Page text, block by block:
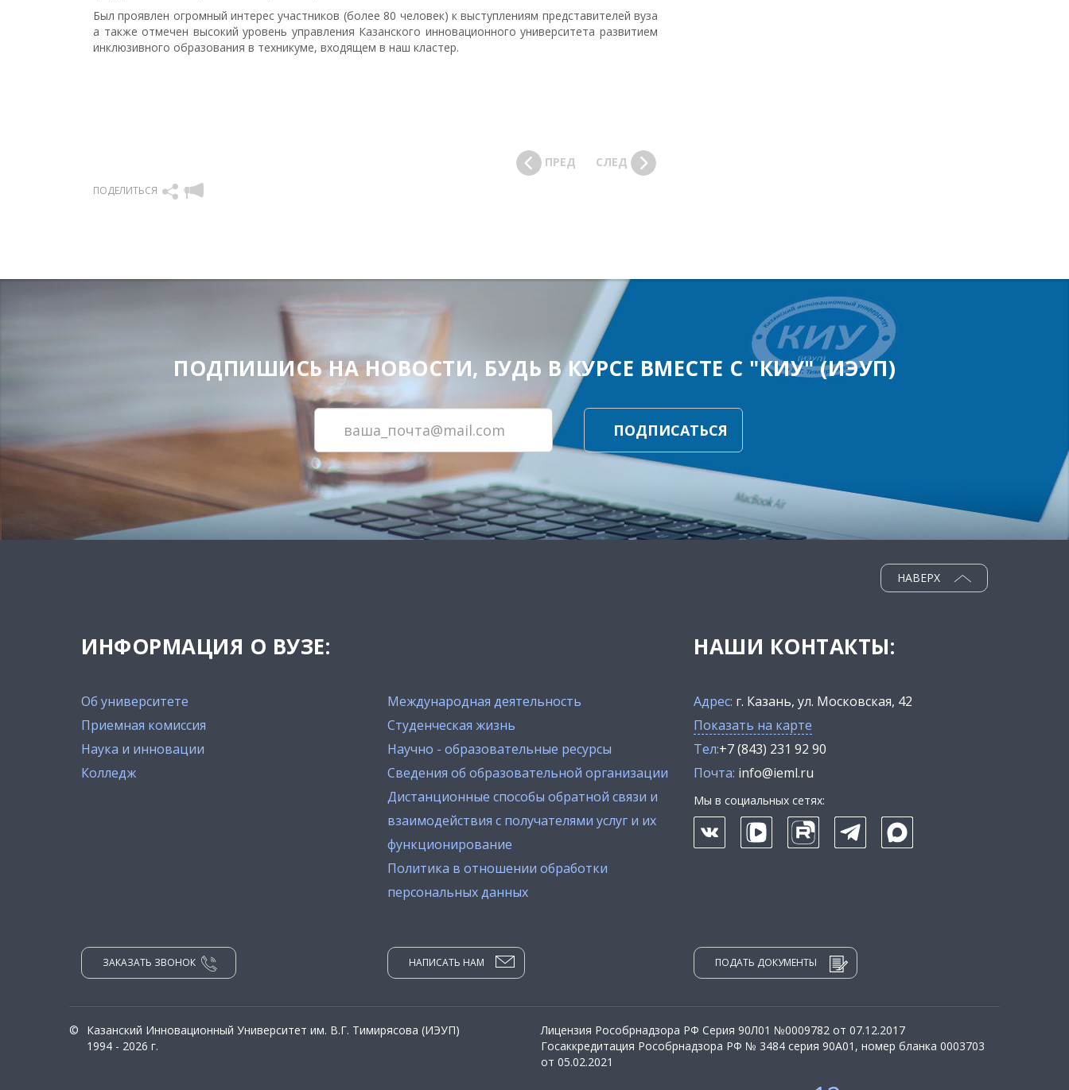
Был проявлен огромный интерес участников (более 80 человек) к выступлениям представителей вуза
а также отмечен высокий уровень управления Казанского инновационного университета развитием
инклюзивного образования в техникуме, входящем в наш кластер.
ПОДЕЛИТЬСЯ
ПРЕД СЛЕД
ПОДПИШИСЬ НА НОВОСТИ, БУДЬ В КУРСЕ ВМЕСТЕ С "КИУ" (ИЭУП)
ПОДПИСАТЬСЯ
ИНФОРМАЦИЯ О ВУЗЕ:
Об университете
Приемная комиссия
Наука и инновации
Колледж
Международная деятельность
Студенческая жизнь
Научно - образовательные ресурсы
Сведения об образовательной организации
Дистанционные способы обратной связи и
взаимодействия с получателями услуг и их
функционирование
Политика в отношении обработки
персональных данных
НАВЕРХ
НАШИ КОНТАКТЫ:
Адрес: г. Казань, ул. Московская, 42
Показать на карте
Тел:+7 (843) 231 92 90
Почта: info@ieml.ru
Мы в социальных сетях:
ЗАКАЗАТЬ ЗВОНОК НАПИСАТЬ НАМ ПОДАТЬ ДОКУМЕНТЫ
©
Казанский Инновационный Университет им. В.Г. Тимирясова (ИЭУП)
1994 - 2026 г.
Лицензия Рособрнадзора РФ Серия 90Л01 №0009782 от 07.12.2017
Госаккредитация Рособрнадзора РФ № 3484 серия 90А01, номер бланка 0003703
от 05.02.2021